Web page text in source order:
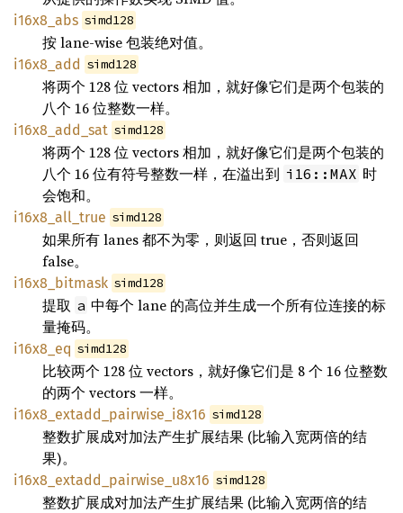
i16x8_abs simd128
按 lane-wise 包装绝对值。
i16x8_add simd128
将两个 128 位 vectors 相加，就好像它们是两个包装的
八个 16 位整数一样。
i16x8_add_sat simd128
将两个 128 位 vectors 相加，就好像它们是两个包装的
八个 16 位有符号整数一样，在溢出到 i16::MAX 时
会饱和。
i16x8_all_true simd128
如果所有 lanes 都不为零，则返回 true，否则返回
false。
i16x8_bitmask simd128
提取 a 中每个 lane 的高位并生成一个所有位连接的标
量掩码。
i16x8_eq simd128
比较两个 128 位 vectors，就好像它们是 8 个 16 位整数
的两个 vectors 一样。
i16x8_extadd_pairwise_i8x16 simd128
整数扩展成对加法产生扩展结果 (比输入宽两倍的结
果)。
i16x8_extadd_pairwise_u8x16 simd128
整数扩展成对加法产生扩展结果 (比输入宽两倍的结